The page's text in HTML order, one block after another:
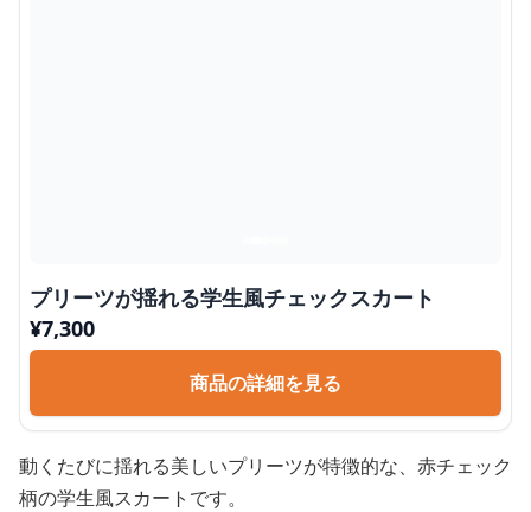
プリーツが揺れる学生風チェックスカート
¥7,300
商品の詳細を見る
動くたびに揺れる美しいプリーツが特徴的な、赤チェック
柄の学生風スカートです。